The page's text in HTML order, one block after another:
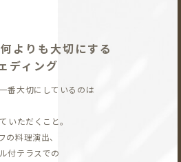
よりも大切にする
ディング
番大切にしているのは
いただくこと。
の料理演出、
付テラスでの